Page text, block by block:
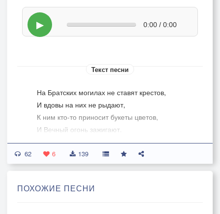
▶ 0:00 / 0:00
Текст песни
На Братских могилах не ставят крестов,
И вдовы на них не рыдают,
К ним кто-то приносит букеты цветов,
И Вечный огонь зажигают.
Здесь раньше — вставала земля на дыбы,
А нынче — гранитные плиты.
Здесь нет ни одной персональной судьбы —
А в Вечном огне видишь вспыхнувший танк,
62 6 139
ПОХОЖИЕ ПЕСНИ